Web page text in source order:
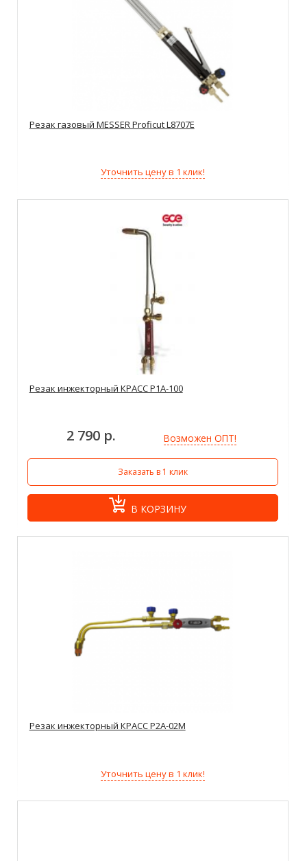
Резак газовый MESSER Proficut L8707E
Уточнить цену в 1 клик!
Резак инжекторный КРАСС Р1А-100
2 790 р. Возможен ОПТ!
Заказать в 1 клик
В КОРЗИНУ
Резак инжекторный КРАСС Р2А-02М
Уточнить цену в 1 клик!